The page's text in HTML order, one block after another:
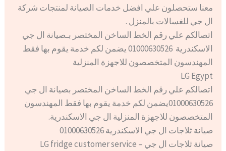
معنا ستحصلون علي افضل خدمات الصيانة لمنتجات شركة
ال جي للغسالات بالمنزل .
اتصالكم علي رقم الخط الساخن المختصر بـصيانة ال جي
الاسكندرية 01000630526 يضمن لكم خدمة يقوم بها فقط
المهندسون المتخصصون للاجهزة المنزلية
LG Egypt
اتصالكم علي رقم الخط الساخن المختصر بصيانة ال جي
01000630526يضمن لكم خدمة يقوم بها فقط المهندسون
المتخصصون للاجهزة المنزلية ال جي الاسكندرية.
صيانة ثلاجات ال جي الاسكندرية 01000630526
صيانة ثلاجات ال جي – LG fridge customer service